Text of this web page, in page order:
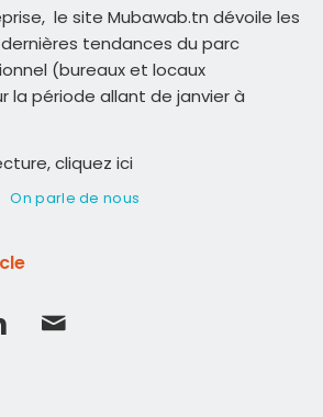
le site Mubawab.tn dévoile les
tendances du parc
(bureaux et locaux
la période allant de janvier à
cliquez ici
On parle de nous